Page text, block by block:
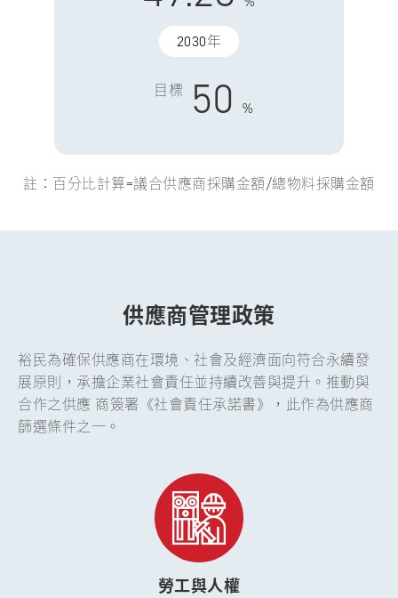
2030年
目標 50 %
註：百分比計算=議合供應商採購金額/總物料採購金額
供應商管理政策
裕民為確保供應商在環境、社會及經濟面向符合永續發
展原則，承擔企業社會責任並持續改善與提升。推動與
合作之供應 商簽署《社會責任承諾書》，此作為供應商
篩選條件之一。
勞工與人權